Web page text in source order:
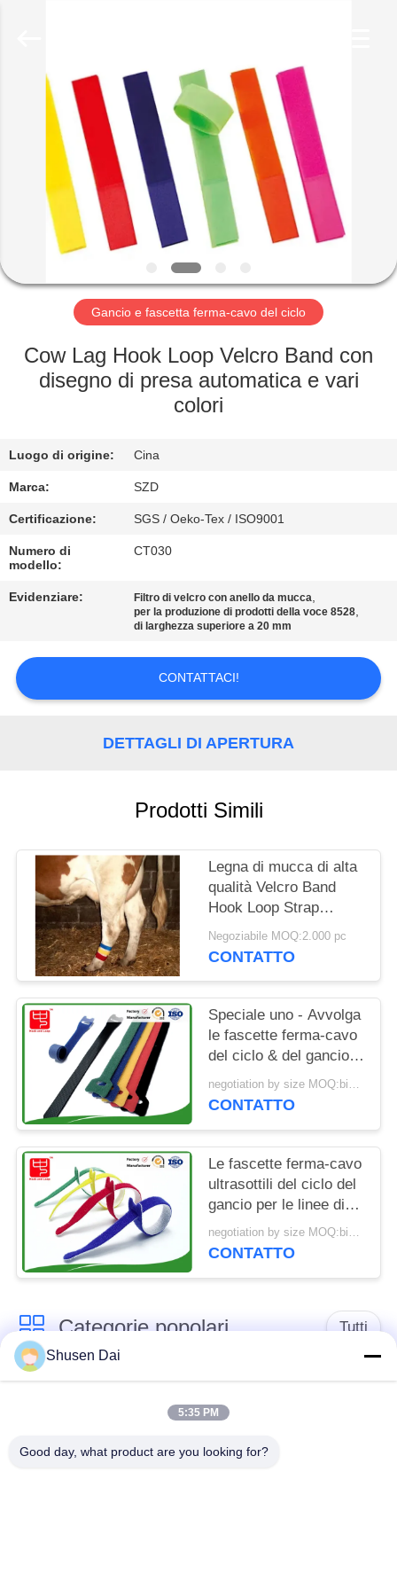
CASA.
PRODOTTI
NOI
VISITA
DELLA
FABBRICA
DELLA
QUALITÀ
CONTATTACI
NOTIZIE
CHIEDI UN
PREVENTIVO
POLITICA
SULLA
PRIVACY
Gancio e fascetta ferma-cavo del ciclo
Cow Lag Hook Loop Velcro Band con
disegno di presa automatica e vari
colori
Luogo di origine: Cina
Marca: SZD
Certificazione: SGS / Oeko-Tex / ISO9001
Numero di
modello:
CT030
Evidenziare: Filtro di velcro con anello da mucca,
per la produzione di prodotti della voce 8528,
di larghezza superiore a 20 mm
CONTATTACI!
DETTAGLI DI APERTURA
Prodotti Simili
Legna di mucca di alta
qualità Velcro Band
Hook Loop Strap
15*180mm
Personalizzabile
Negoziabile MOQ:2.000 pc
CONTATTO
Speciale uno - Avvolga
le fascette ferma-cavo
del ciclo & del gancio
per resistenza
all'acqua obbligatoria
negotiation by size MOQ:bimettalico
CONTATTO
Le fascette ferma-cavo
ultrasottili del ciclo del
gancio per le linee di
dati cavo riordinano
facilmente
negotiation by size MOQ:bimettalico
CONTATTO
Categorie popolari Tutti
gancio e nastro del
Gancio e ciclo di
plastica
Gancio e nastro
Toppe su ordinazione
Shusen Dai
5:35 PM
Good day, what product are you looking for?